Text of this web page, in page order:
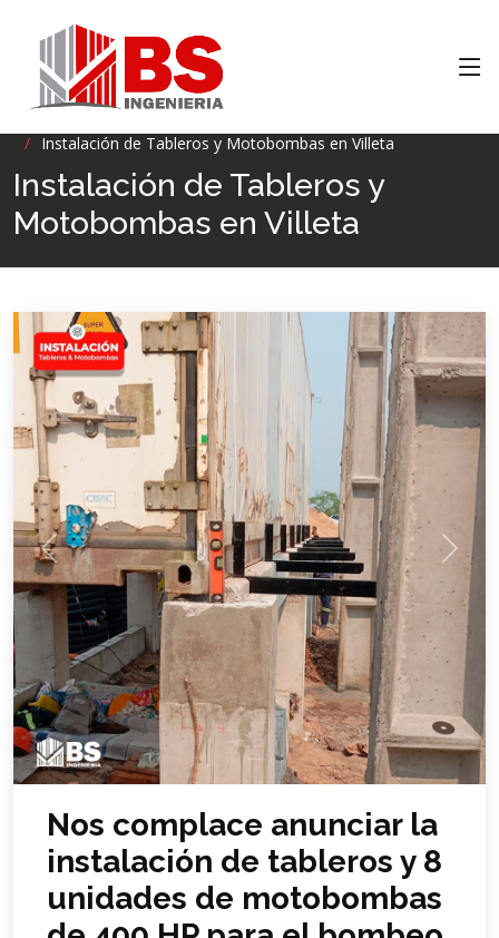
Instalación de Tableros y Motobombas en Villeta
Instalación de Tableros y
Motobombas en Villeta
Previous Next
Nos complace anunciar la
instalación de tableros y 8
unidades de motobombas